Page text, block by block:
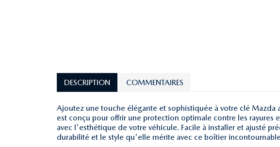
DESCRIPTION COMMENTAIRES
Ajoutez une touche élégante et sophistiquée à votre clé
est conçu pour offrir une protection optimale contre les rayures
avec l'esthétique de votre véhicule. Facile à installer et ajusté
durabilité et le style qu'elle mérite avec ce boîtier